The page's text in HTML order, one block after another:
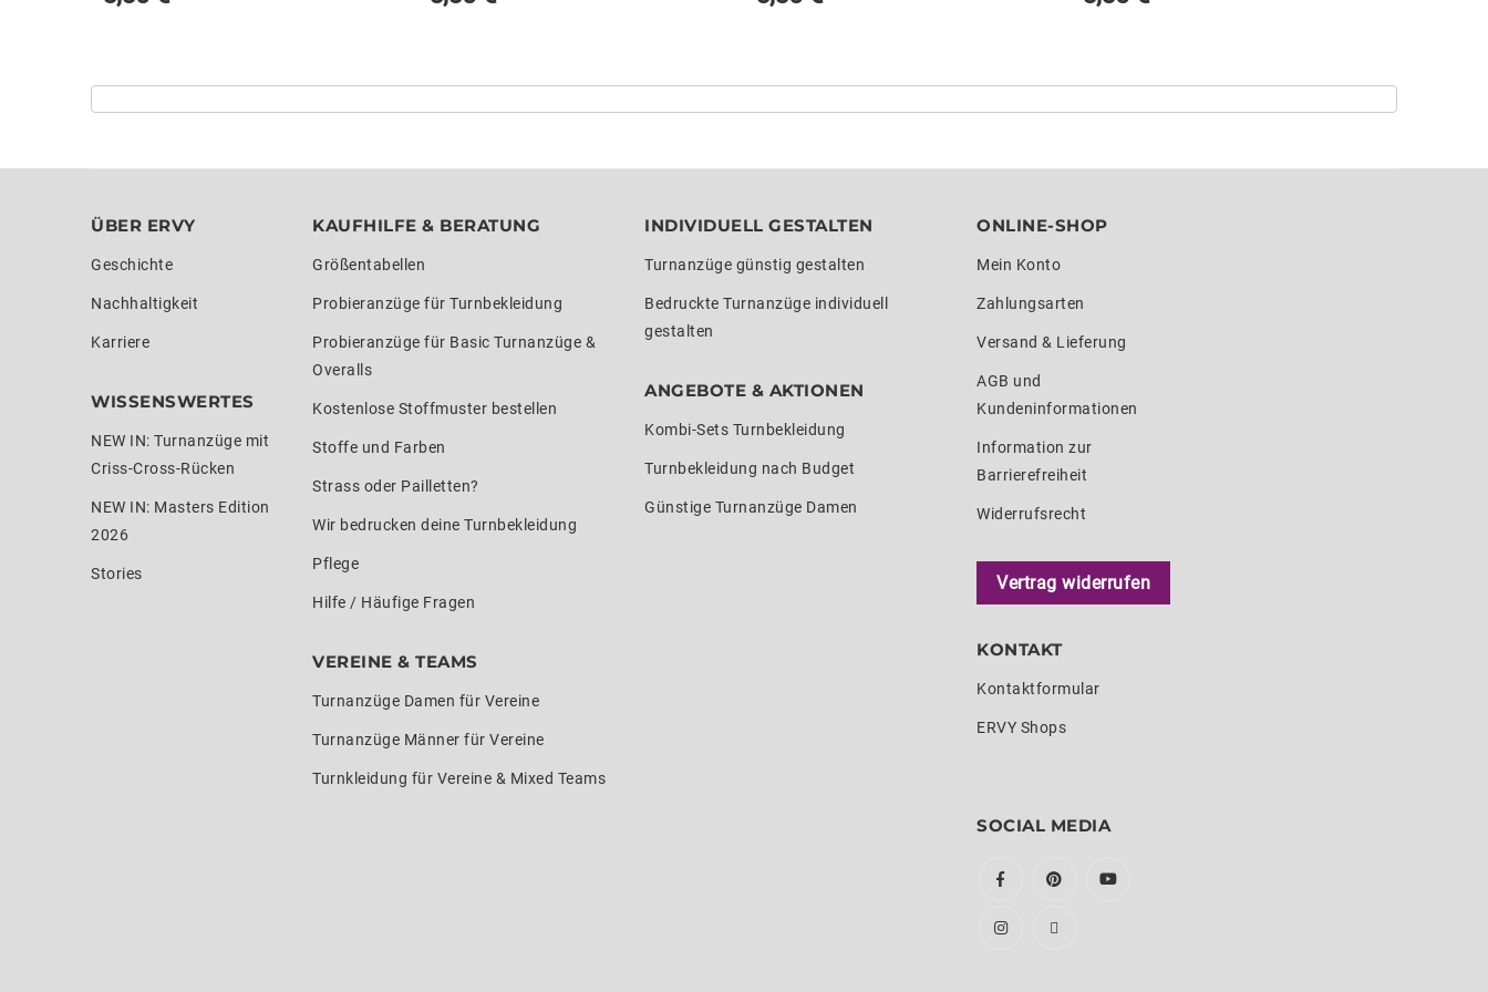
ÜBER ERVY
Geschichte
Nachhaltigkeit
Karriere
WISSENSWERTES
NEW IN: Turnanzüge mit
Criss-Cross-Rücken
NEW IN: Masters Edition
2026
Stories
KAUFHILFE & BERATUNG
Größentabellen
Probieranzüge für Turnbekleidung
Probieranzüge für Basic Turnanzüge &
Overalls
Kostenlose Stoffmuster bestellen
Stoffe und Farben
Strass oder Pailletten?
Wir bedrucken deine Turnbekleidung
Pflege
Hilfe / Häufige Fragen
VEREINE & TEAMS
Turnanzüge Damen für Vereine
Turnanzüge Männer für Vereine
Turnkleidung für Vereine & Mixed Teams
INDIVIDUELL GESTALTEN
Turnanzüge günstig gestalten
Bedruckte Turnanzüge individuell
gestalten
ANGEBOTE & AKTIONEN
Kombi-Sets Turnbekleidung
Turnbekleidung nach Budget
Günstige Turnanzüge Damen
ONLINE-SHOP
Mein Konto
Zahlungsarten
Versand & Lieferung
AGB und
Kundeninformationen
Information zur
Barrierefreiheit
Widerrufsrecht
Vertrag widerrufen
KONTAKT
Kontaktformular
ERVY Shops
SOCIAL MEDIA